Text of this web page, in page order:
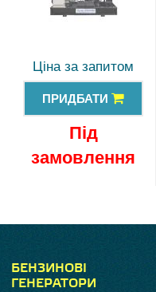
Ціна за запитом
ПРИДБАТИ
Під
замовлення
БЕНЗИНОВІ
ГЕНЕРАТОРИ